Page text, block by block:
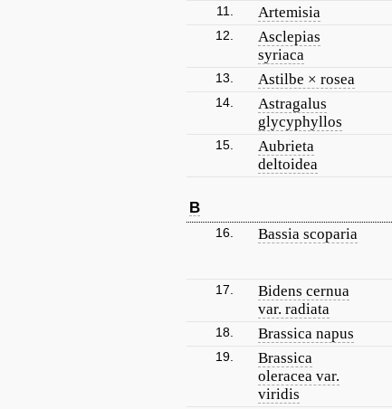
11. Artemisia
12.
Asclepias
syriaca
13. Astilbe × rosea
14.
Astragalus
glycyphyllos
15.
Aubrieta
deltoidea
B
16. Bassia scoparia
17.
Bidens cernua
var. radiata
18. Brassica napus
19.
Brassica
oleracea var.
viridis